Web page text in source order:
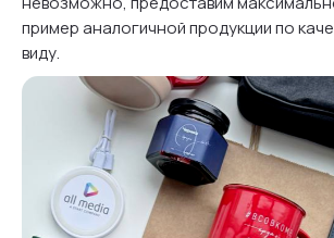
пример аналогичной продукции по
виду.